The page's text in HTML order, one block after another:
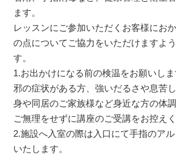
ます。
レッスンにご参加いただくお客様にお
の点についてご協力をいただけますよ
す。
1.お出かけになる前の検温をお願いし
邪の症状がある方、強いだるさや息苦
身や同居のご家族様など身近な方の体
ご無理をせずに講座のご受講をお控えく
2.施設へ入室の際は入口にて手指のア
いたします。